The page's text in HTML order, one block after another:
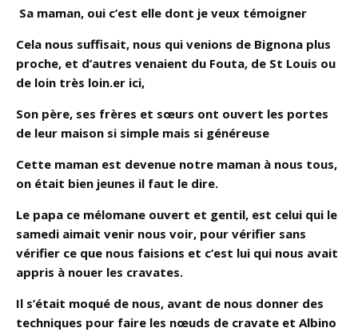
Sa maman, oui c’est elle dont je veux témoigner
Cela nous suffisait, nous qui venions de Bignona plus
proche, et d’autres venaient du Fouta, de St Louis ou
de loin très loin.er ici,
Son père, ses frères et sœurs ont ouvert les portes
de leur maison si simple mais si généreuse
Cette maman est devenue notre maman à nous tous,
on était bien jeunes il faut le dire.
Le papa ce mélomane ouvert et gentil, est celui qui le
samedi aimait venir nous voir, pour vérifier sans
vérifier ce que nous faisions et c’est lui qui nous avait
appris à nouer les cravates.
Il s’était moqué de nous, avant de nous donner des
techniques pour faire les nœuds de cravate et Albino